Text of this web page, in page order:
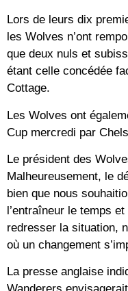
Lors de leurs dix
les Wolves n’ont
que deux nuls et
étant celle concédée
Cottage.
Les Wolves ont
Cup mercredi par
Le président des
Malheureusement, le
bien que nous
l’entraîneur le temps
redresser la situation,
où un changement
La presse anglaise